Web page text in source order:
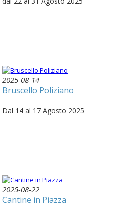
2025-08-14
Bruscello Poliziano
Dal 14 al 17 Agosto 2025
2025-08-22
Cantine in Piazza